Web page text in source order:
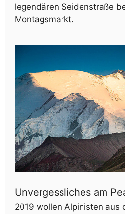
legendären Seidenstraße
Montagsmarkt.
Unvergessliches am
2019 wollen Alpinisten aus